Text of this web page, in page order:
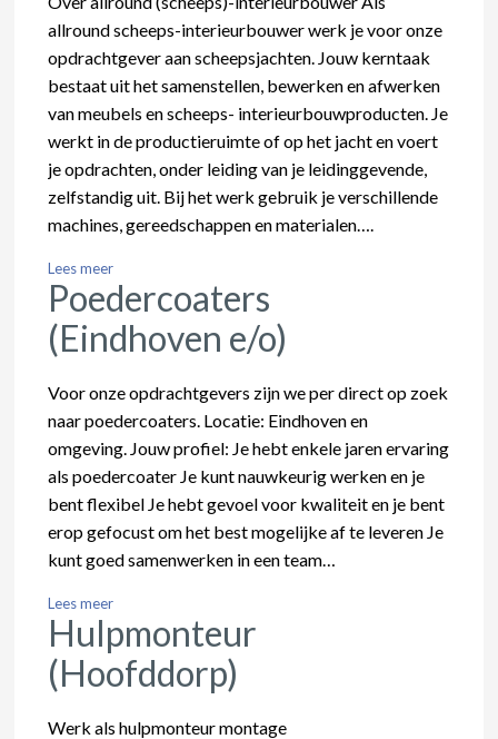
allround scheeps-interieurbouwer werk je voor onze
opdrachtgever aan scheepsjachten. Jouw kerntaak
bestaat uit het samenstellen, bewerken en afwerken
van meubels en scheeps- interieurbouwproducten. Je
werkt in de productieruimte of op het jacht en voert
je opdrachten, onder leiding van je leidinggevende,
zelfstandig uit. Bij het werk gebruik je verschillende
machines, gereedschappen en materialen….
Lees meer
Poedercoaters
(Eindhoven e/o)
Voor onze opdrachtgevers zijn we per direct op zoek
naar poedercoaters. Locatie: Eindhoven en
omgeving. Jouw profiel: Je hebt enkele jaren ervaring
als poedercoater Je kunt nauwkeurig werken en je
bent flexibel Je hebt gevoel voor kwaliteit en je bent
erop gefocust om het best mogelijke af te leveren Je
kunt goed samenwerken in een team…
Lees meer
Hulpmonteur
(Hoofddorp)
Werk als hulpmonteur montage